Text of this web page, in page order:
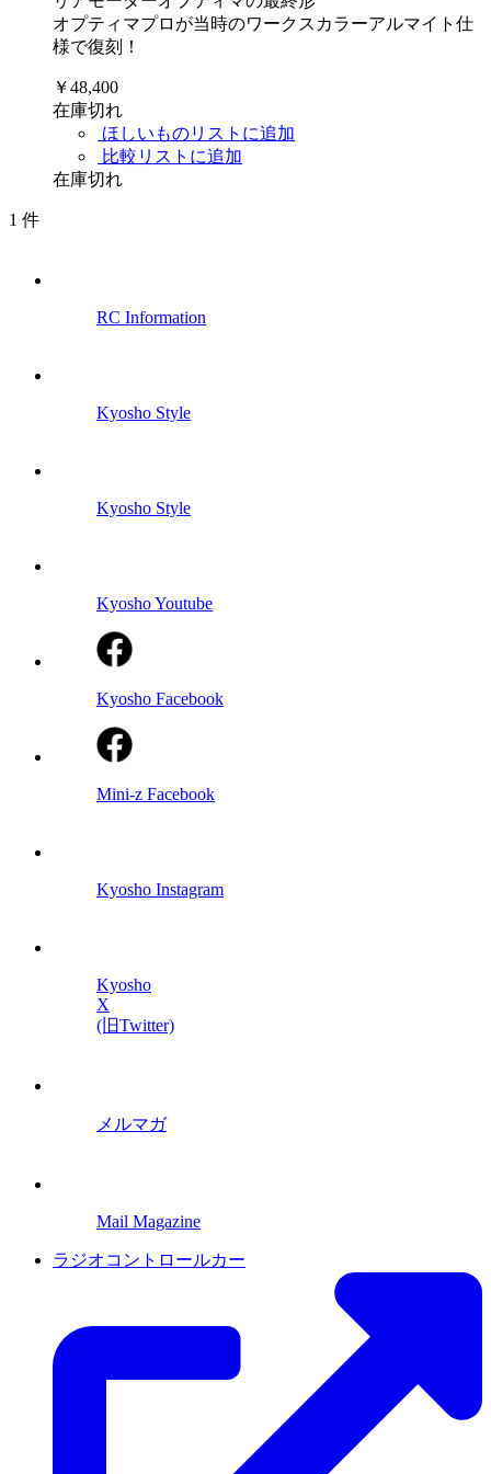
オプティマプロが当時のワークスカラーアルマイト仕
様で復刻！
￥48,400
在庫切れ
ほしいものリストに追加
比較リストに追加
在庫切れ
1 件
RC Information
Kyosho Style
Kyosho Style
Kyosho Youtube
Kyosho Facebook
Mini-z Facebook
Kyosho Instagram
Kyosho
X
(旧Twitter)
メルマガ
Mail Magazine
ラジオコントロールカー